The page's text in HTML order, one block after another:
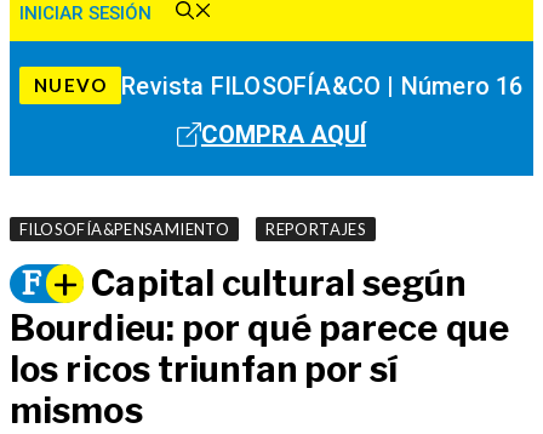
INICIAR SESIÓN
NUEVO
Revista FILOSOFÍA&CO | Número 16
COMPRA AQUÍ
FILOSOFÍA&PENSAMIENTO REPORTAJES
F + Capital cultural según
Bourdieu: por qué parece que
los ricos triunfan por sí
mismos